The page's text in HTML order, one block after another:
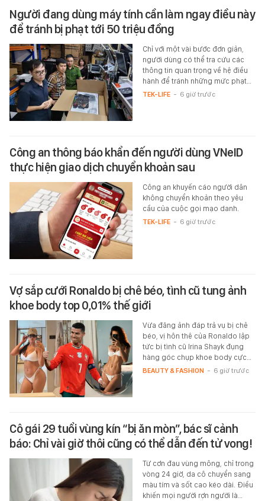
Người đang dùng máy tính cần làm ngay điều này
để tránh bị phạt tới 50 triệu đồng
Chỉ với một vài bước đơn giản,
người dùng có thể tra cứu các
thông tin quan trọng về hệ điều
hành để tránh những mức phạt…
TEK-LIFE - 6 giờ trước
Công an thông báo khẩn đến người dùng VNeID
thực hiện giao dịch chuyển khoản sau
Công an khuyến cáo người dân
không chuyển khoản theo yêu
cầu của cuộc gọi mạo danh.
TEK-LIFE - 6 giờ trước
Vợ sắp cưới Ronaldo bị chê béo, tình cũ tung ảnh
khoe body top 0,01% thế giới
Vừa đăng ảnh đáp trả vụ bị chê
béo, vị hôn thê của Ronaldo lập
tức bị tình cũ Irina Shayk đụng
hàng góc chụp khoe body cực…
BEAUTY & FASHION - 6 giờ trước
Cô gái 29 tuổi vùng kín “bị ăn mòn”, bác sĩ cảnh
báo: Chỉ vài giờ thôi cũng có thể dẫn đến tử vong!
Từ cơn đau vùng mông, chỉ trong
vòng 24 giờ, da cô chuyển sang
màu tím và sốt cao kéo dài. Điều
khiến mọi người rợn người là…